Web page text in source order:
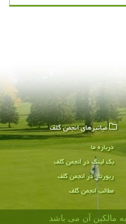
میانبرهای انجمن گلف
درباره ما
بک لینک در انجمن گلف
رپورتاژ در انجمن گلف
مطالب انجمن گلف